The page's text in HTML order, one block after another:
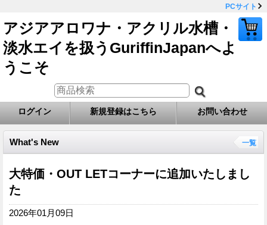
PCサイト
アジアアロワナ・アクリル水槽・
淡水エイを扱うGuriffinJapanへよ
うこそ
ログイン 新規登録はこちら お問い合わせ
What's New 一覧
大特価・OUT LETコーナーに追加いたしまし
た
2026年01月09日